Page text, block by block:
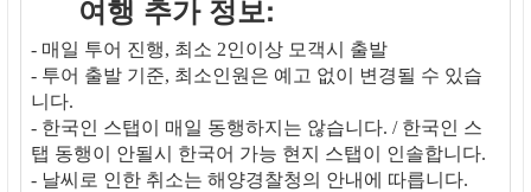
여행 추가 정보:
- 매일 투어 진행, 최소 2인이상 모객시 출발
- 투어 출발 기준, 최소인원은 예고 없이 변경될 수 있습
니다.
- 한국인 스탭이 매일 동행하지는 않습니다. / 한국인 스
탭 동행이 안될시 한국어 가능 현지 스탭이 인솔합니다.
- 날씨로 인한 취소는 해양경찰청의 안내에 따릅니다.